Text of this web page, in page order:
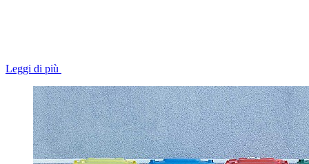
Leggi di più